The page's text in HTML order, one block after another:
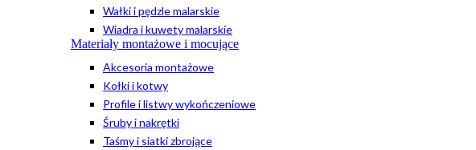
Wałki i pędzle malarskie
Wiadra i kuwety malarskie
Materiały montażowe i mocujące
Akcesoria montażowe
Kołki i kotwy
Profile i listwy wykończeniowe
Śruby i nakrętki
Taśmy i siatki zbrojące